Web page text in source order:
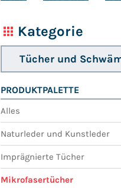
Kategorie
Tücher und
PRODUKTPALETTE
Alles
Naturleder und Kunstleder
Imprägnierte Tücher
Mikrofasertücher